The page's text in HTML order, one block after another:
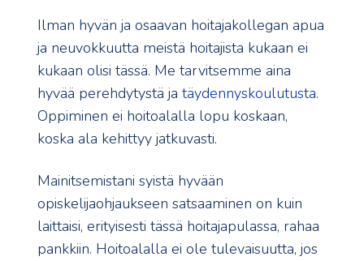
Ilman hyvän ja osaavan hoitajakollegan apua
ja neuvokkuutta meistä hoitajista kukaan ei
kukaan olisi tässä. Me tarvitsemme aina
hyvää perehdytystä ja täydennyskoulutusta.
Oppiminen ei hoitoalalla lopu koskaan,
koska ala kehittyy jatkuvasti.
Mainitsemistani syistä hyvään
opiskelijaohjaukseen satsaaminen on kuin
laittaisi, erityisesti tässä hoitajapulassa, rahaa
pankkiin. Hoitoalalla ei ole tulevaisuutta, jos